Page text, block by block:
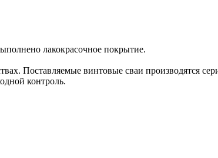
лакокрасочное покрытие.
Поставляемые винтовые сваи производятся
контроль.